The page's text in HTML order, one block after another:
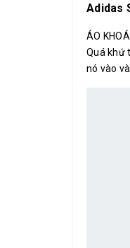
Adidas
ÁO
Quá khứ
nó vào